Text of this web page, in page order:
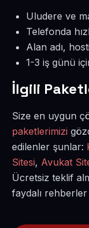
Uludere ve
Telefonda
Alan adı,
1-3 iş günü
İlgili
Size en uygun
paketlerimizi
edilenler şunlar:
Sitesi, Avukat
Ücretsiz teklif
faydalı rehberler